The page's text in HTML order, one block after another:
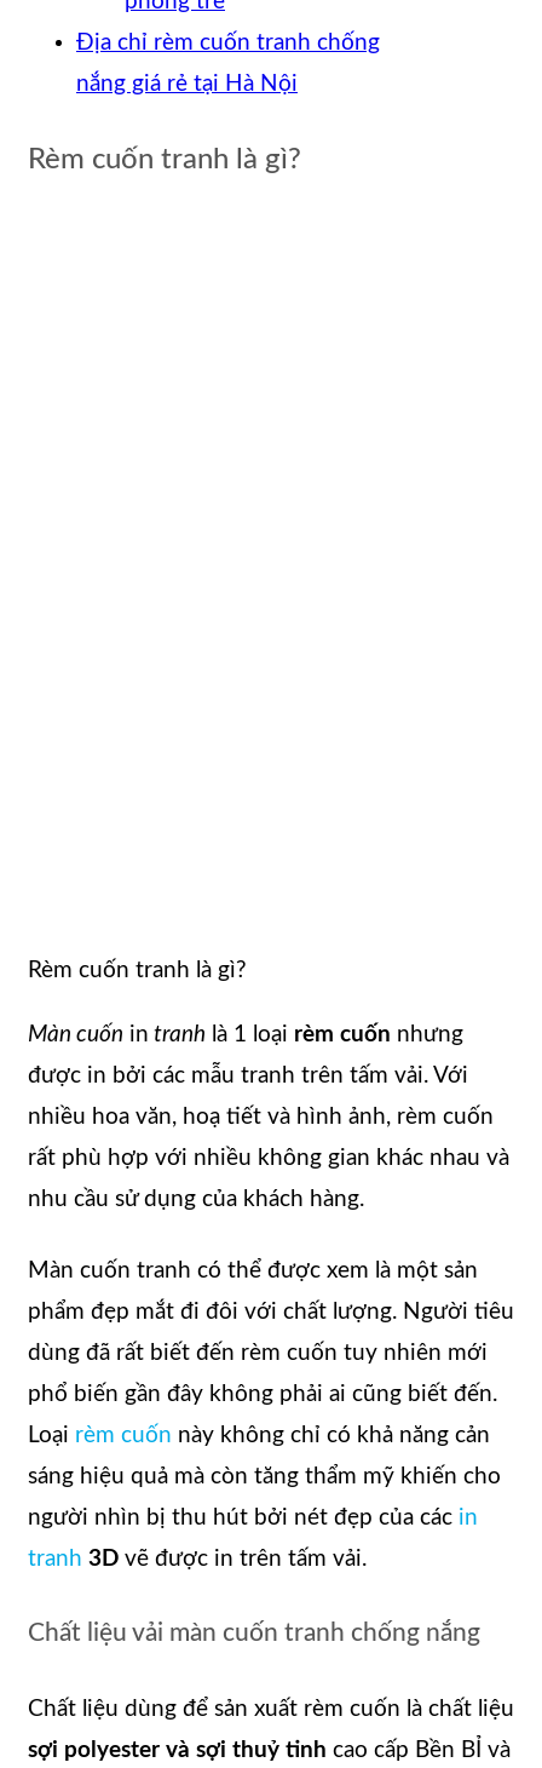
Địa chỉ rèm cuốn tranh chống
nắng giá rẻ tại Hà Nội
Rèm cuốn tranh là gì?
Rèm cuốn tranh là gì?
Màn cuốn in tranh là 1 loại rèm cuốn nhưng
được in bởi các mẫu tranh trên tấm vải. Với
nhiều hoa văn, hoạ tiết và hình ảnh, rèm cuốn
rất phù hợp với nhiều không gian khác nhau và
nhu cầu sử dụng của khách hàng.
Màn cuốn tranh có thể được xem là một sản
phẩm đẹp mắt đi đôi với chất lượng. Người tiêu
dùng đã rất biết đến rèm cuốn tuy nhiên mới
phổ biến gần đây không phải ai cũng biết đến.
Loại rèm cuốn này không chỉ có khả năng cản
sáng hiệu quả mà còn tăng thẩm mỹ khiến cho
người nhìn bị thu hút bởi nét đẹp của các in
tranh 3D vẽ được in trên tấm vải.
Chất liệu vải màn cuốn tranh chống nắng
Chất liệu dùng để sản xuất rèm cuốn là chất liệu
sợi polyester và sợi thuỷ tinh cao cấp Bền BỈ và